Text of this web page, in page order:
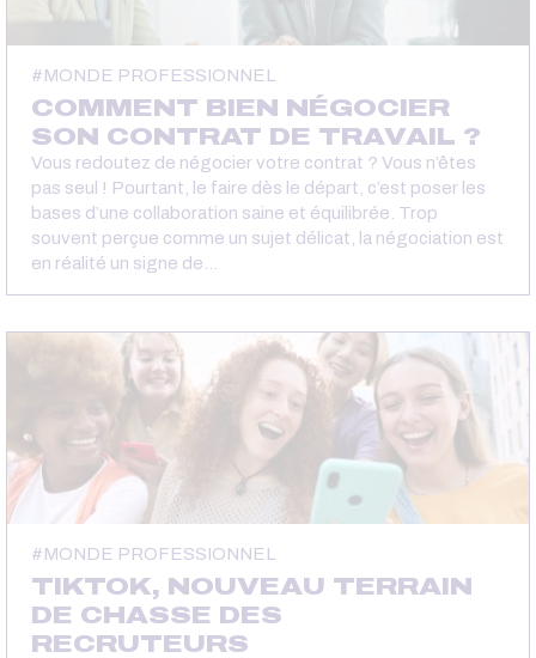
MONDE PROFESSIONNEL
COMMENT BIEN NÉGOCIER
SON CONTRAT DE TRAVAIL ?
Vous redoutez de négocier votre contrat ? Vous n’êtes
pas seul ! Pourtant, le faire dès le départ, c’est poser les
bases d’une collaboration saine et équilibrée. Trop
souvent perçue comme un sujet délicat, la négociation est
en réalité un signe de…
MONDE PROFESSIONNEL
TIKTOK, NOUVEAU TERRAIN
DE CHASSE DES
RECRUTEURS